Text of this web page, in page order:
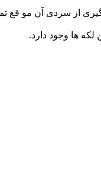
از سردی آن مو قع
ها وجود دارد.